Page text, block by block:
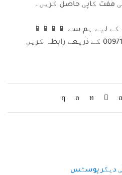
مفت کاپی حاصل کریں۔
کے لیے ہم سے 📱📱📱📱